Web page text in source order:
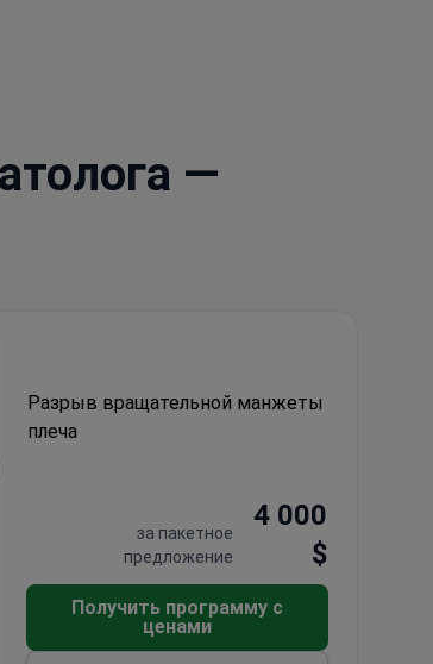
—
Разрыв вращательной манжеты
плеча
за пакетное
предложение
4 000
$
Получить программу с
ценами